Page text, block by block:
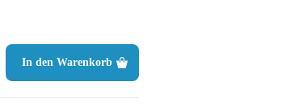
wie werden sie getragen
sie getragen
In den Warenkorb